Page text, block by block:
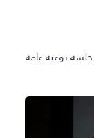
جلسة توعية عامة